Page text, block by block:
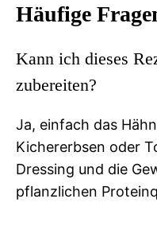
Häufige
Kann ich dieses
zubereiten?
Ja, einfach das
Kichererbsen oder
Dressing und die
pflanzlichen